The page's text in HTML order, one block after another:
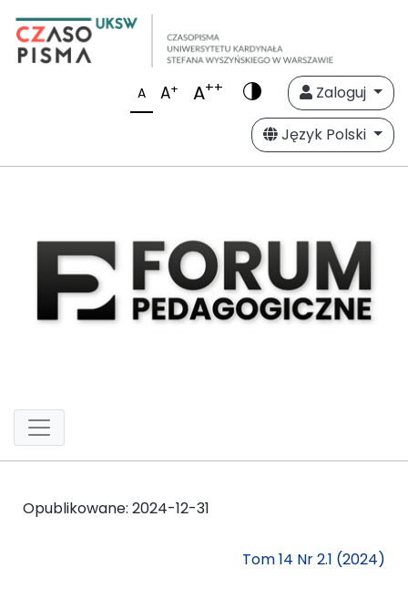
A A+ A++
Zaloguj
Język Polski
Opublikowane: 2024-12-31
Tom 14 Nr 2.1 (2024)